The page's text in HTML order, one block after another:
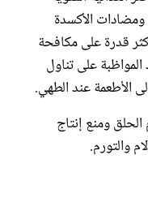
ومضادات الأكسدة
قدرة على مكافحة
على تناول
الأطعمة عند الطهي.
ومنع إنتاج
والتورم.